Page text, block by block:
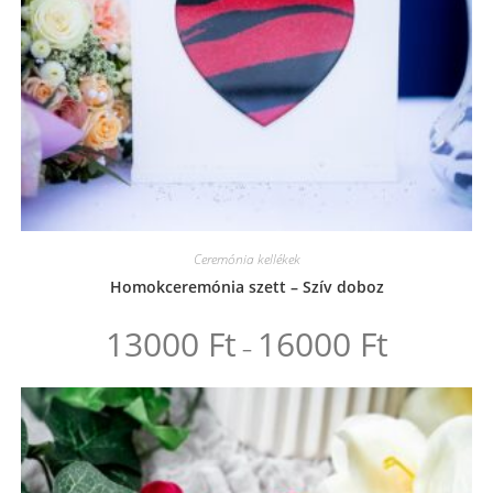
Ceremónia kellékek
Homokceremónia szett – Szív doboz
13000 Ft – 16000 Ft13000 Ft
variációja
van.
A
változatok